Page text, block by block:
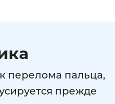
перелома пальца,
прежде